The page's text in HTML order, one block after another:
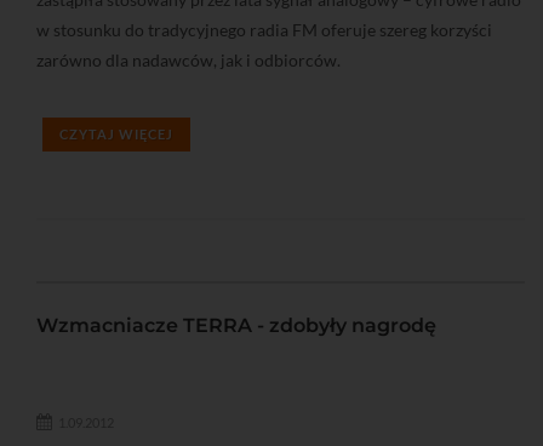
w stosunku do tradycyjnego radia FM oferuje szereg korzyści
zarówno dla nadawców, jak i odbiorców.
CZYTAJ WIĘCEJ
Wzmacniacze TERRA - zdobyły nagrodę